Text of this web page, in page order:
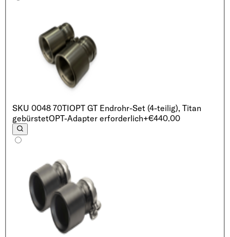
SKU 0048 70TIOPT GT Endrohr-Set (4-teilig), Titan
gebürstetOPT-Adapter erforderlich+€440.00